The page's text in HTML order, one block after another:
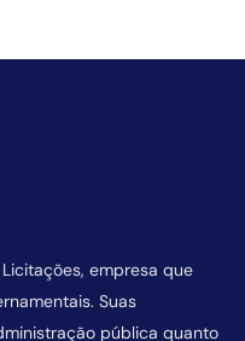
empresa que
Suas
pública quanto